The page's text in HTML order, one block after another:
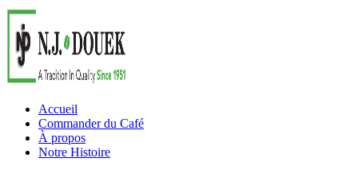
Accueil
Commander du Café
À propos
Notre Histoire